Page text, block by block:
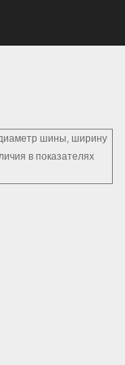
диаметр шины, ширину
в показателях